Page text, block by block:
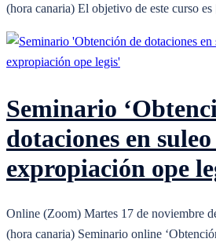
(hora canaria) El objetivo de este curso
Seminario
dotaciones en
expropiación ope
Online (Zoom) Martes 17 de noviembre
(hora canaria) Seminario online